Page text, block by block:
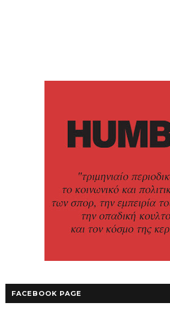
FACEBOOK PAGE